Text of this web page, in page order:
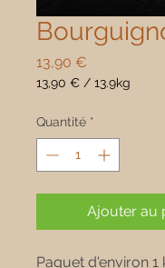
13,90 €
13,90 € / 13.9kg
pour
Kilogrammes
Quantité *
Ajouter au
Paquet d'environ 1